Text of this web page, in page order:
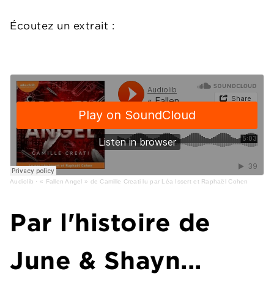
Écoutez un extrait :
Audiolib · « Fallen Angel » de Camille Creati lu par Léa Issert et Raphaël Cohen
Par l'histoire de
June & Shayn...